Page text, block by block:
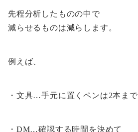
先程分析したものの中で
減らせるものは減らします。
例えば、
・文具…手元に置くペンは2本まで
・DM…確認する時間を決めて